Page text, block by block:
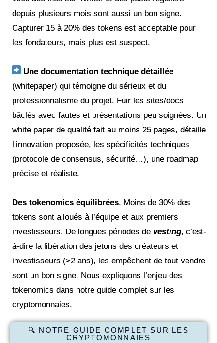
depuis plusieurs mois sont aussi un bon signe.
Capturer 15 à 20% des tokens est acceptable pour
les fondateurs, mais plus est suspect.
Une documentation technique détaillée
(whitepaper) qui témoigne du sérieux et du
professionnalisme du projet. Fuir les sites/docs
bâclés avec fautes et présentations peu soignées. Un
white paper de qualité fait au moins 25 pages, détaille
l’innovation proposée, les spécificités techniques
(protocole de consensus, sécurité…), une roadmap
précise et réaliste.
Des tokenomics équilibrées. Moins de 30% des
tokens sont alloués à l’équipe et aux premiers
investisseurs. De longues périodes de vesting, c’est-
à-dire la libération des jetons des créateurs et
investisseurs (>2 ans), les empêchent de tout vendre
sont un bon signe. Nous expliquons l’enjeu des
tokenomics dans notre guide complet sur les
cryptomonnaies.
🔍 NOTRE GUIDE COMPLET SUR LES
CRYPTOMONNAIES